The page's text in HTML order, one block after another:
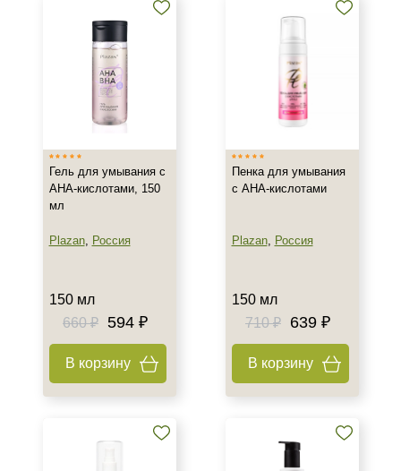
Джесснера
Молочный
Показать еще
Класс косметики
Корейская
Профессиональная
Тип кожи
Гель для умывания с
АНА-кислотами, 150
мл
Plazan, Россия
150 мл
660 ₽ 594 ₽
В корзину
Пенка для умывания
с AHA-кислотами
Plazan, Россия
150 мл
710 ₽
639 ₽
В корзину